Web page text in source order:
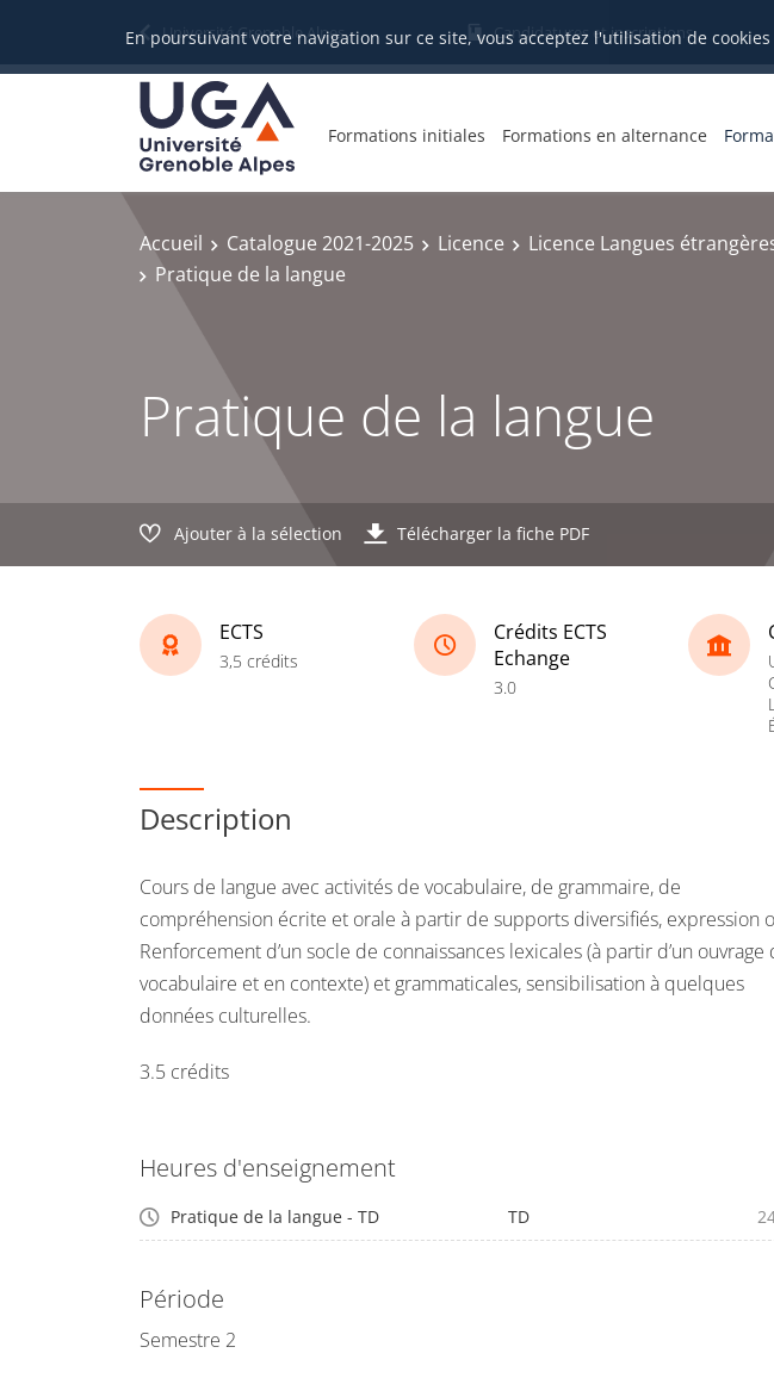
En poursuivant votre navigation sur ce site, vous acceptez l'utilisation de
Université Grenoble Alpes Candidatures et inscriptions
Formations initiales Formations en alternance
Accueil Catalogue 2021-2025 Licence Licence Langues
Pratique de la langue
Pratique de la langue
Ajouter à la sélection Télécharger la fiche PDF
ECTS
3,5 crédits
Crédits ECTS
Echange
3.0
Description
Cours de langue avec activités de vocabulaire, de grammaire, de
compréhension écrite et orale à partir de supports diversifiés, expression
Renforcement d’un socle de connaissances lexicales (à partir d’un ouvrage
vocabulaire et en contexte) et grammaticales, sensibilisation à quelques
données culturelles.
3.5 crédits
Heures d'enseignement
Pratique de la langue - TD TD
Période
Semestre 2